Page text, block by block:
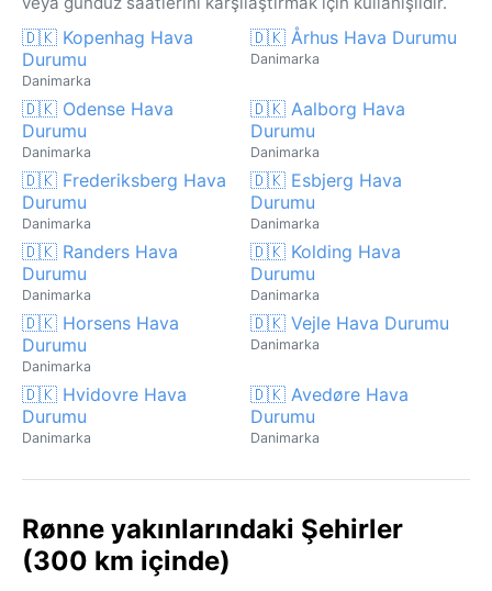
🇩🇰 Kopenhag Hava
Durumu
Danimarka
🇩🇰 Århus Hava Durumu
Danimarka
🇩🇰 Odense Hava
Durumu
Danimarka
🇩🇰 Aalborg Hava
Durumu
Danimarka
🇩🇰 Frederiksberg Hava
Durumu
Danimarka
🇩🇰 Esbjerg Hava
Durumu
Danimarka
🇩🇰 Randers Hava
Durumu
Danimarka
🇩🇰 Kolding Hava
Durumu
Danimarka
🇩🇰 Horsens Hava
Durumu
Danimarka
🇩🇰 Vejle Hava Durumu
Danimarka
🇩🇰 Hvidovre Hava
Durumu
Danimarka
🇩🇰 Avedøre Hava
Durumu
Danimarka
Rønne yakınlarındaki Şehirler
(300 km içinde)